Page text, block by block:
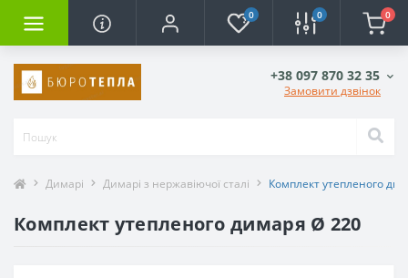
0 0 0
+38 097 870 32 35
Замовити дзвінок
Димарі Димарі з нержавіючої сталі Комплект утепленого
Комплект утепленого димаря Ø 220